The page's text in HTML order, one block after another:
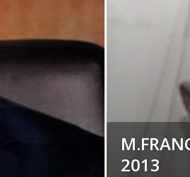
2013